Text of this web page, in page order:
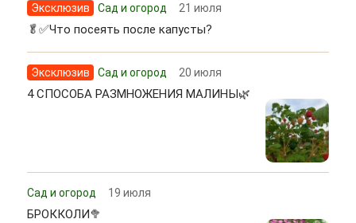
Эксклюзив Сад и огород 21 июля
🥬✅Что посеять после капусты?
Эксклюзив Сад и огород 20 июля
4 СПОСОБА РАЗМНОЖЕНИЯ МАЛИНЫ🌿
Сад и огород 19 июля
БРОККОЛИ🥦